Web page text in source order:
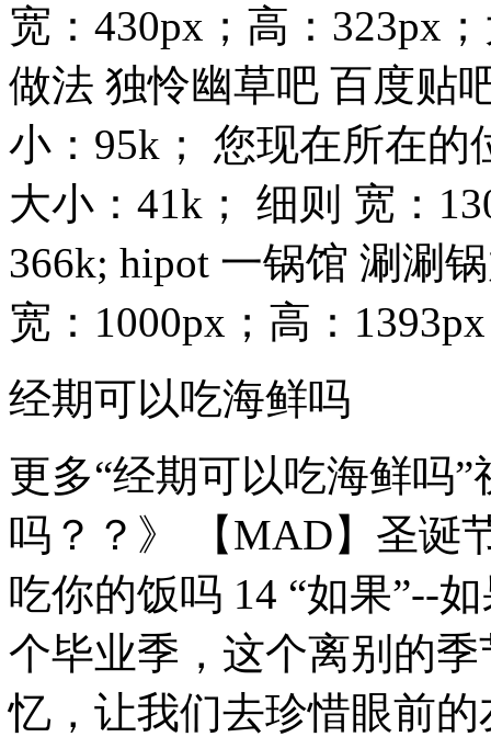
宽：430px；高：323px
做法 独怜幽草吧 百度贴
小：95k； 您现在所在的
大小：41k； 细则 宽：
366k; hipot 一锅馆 涮涮
宽：1000px；高：
经期可以吃海鲜吗
更多“经期可以吃海鲜吗
吗？？》 【MAD】圣诞
吃你的饭吗 14 “如果”--
个毕业季，这个离别的
忆，让我们去珍惜眼前